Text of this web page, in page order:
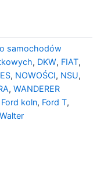
samochodów
, DKW, FIAT,
, NOWOŚCI, NSU,
,WANDERER
Ford koln, Ford T,
Walter